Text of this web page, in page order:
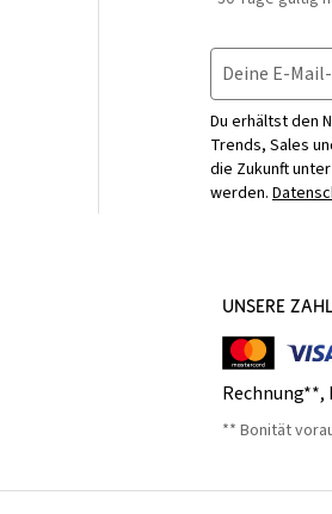
Deine E-
Du erhältst den
Trends, Sales
die Zukunft unter
werden.
UNSERE
Rechnung**,
** Bonität